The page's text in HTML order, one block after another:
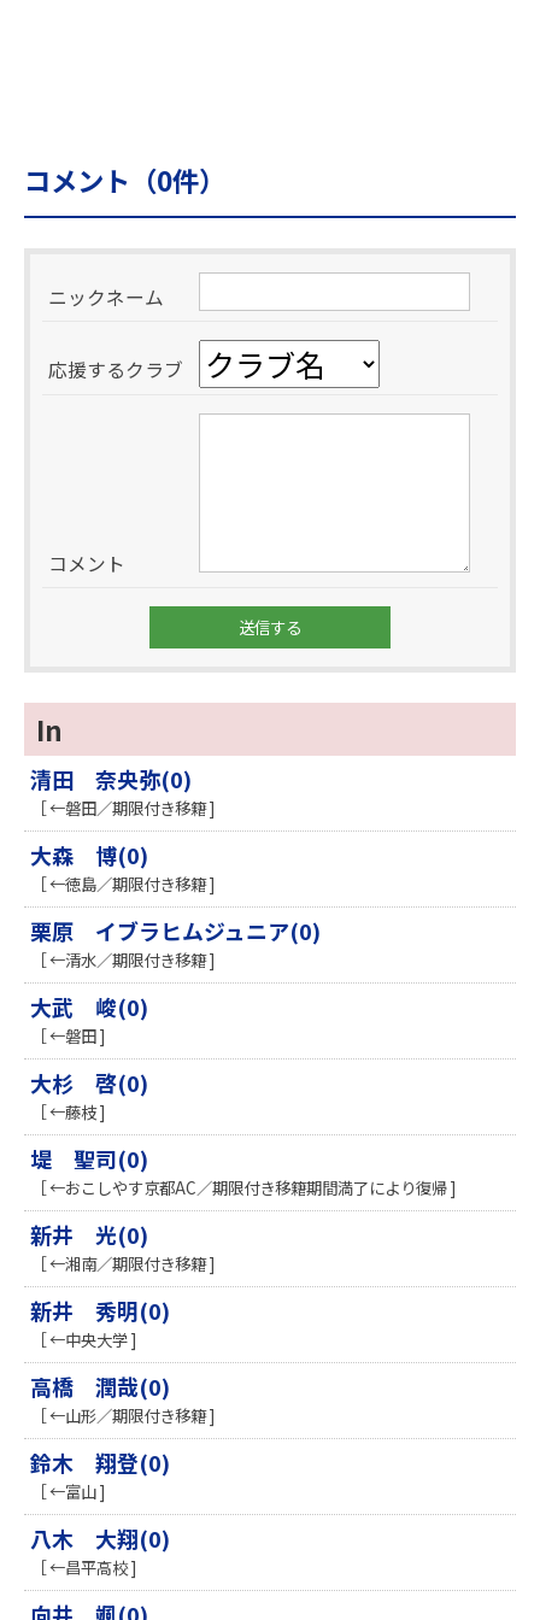
コメント（0件）
ニックネーム
応援するクラブ
コメント
In
清田 奈央弥(0)
［ ←磐田／期限付き移籍 ]
大森 博(0)
［ ←徳島／期限付き移籍 ]
栗原 イブラヒムジュニア(0)
［ ←清水／期限付き移籍 ]
大武 峻(0)
［ ←磐田 ]
大杉 啓(0)
［ ←藤枝 ]
堤 聖司(0)
［ ←おこしやす京都AC／期限付き移籍期間満了により復帰 ]
新井 光(0)
［ ←湘南／期限付き移籍 ]
新井 秀明(0)
［ ←中央大学 ]
高橋 潤哉(0)
［ ←山形／期限付き移籍 ]
鈴木 翔登(0)
［ ←富山 ]
八木 大翔(0)
［ ←昌平高校 ]